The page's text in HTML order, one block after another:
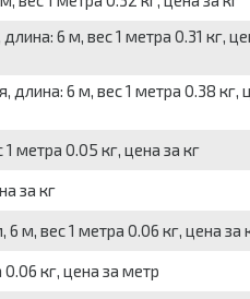
6 м, вес 1 метра 0.31 кг,
6 м, вес 1 метра 0.38 кг,
метра 0.05 кг, цена за кг
за кг
м, вес 1 метра 0.06 кг, цена за
кг, цена за метр